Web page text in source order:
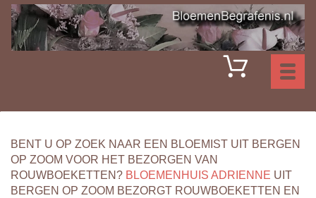
BENT U OP ZOEK NAAR EEN BLOEMIST UIT BERGEN
OP ZOOM VOOR HET BEZORGEN VAN
ROUWBOEKETTEN? BLOEMENHUIS ADRIENNE UIT
BERGEN OP ZOOM BEZORGT ROUWBOEKETTEN EN